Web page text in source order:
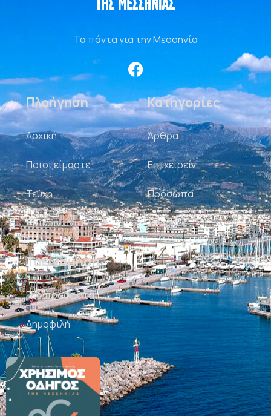
Τα πάντα για την Μεσσηνία
Πλοήγηση
Αρχική
Ποιοι είμαστε
Τεύχη
Επικοινωνία
Κατηγορίες
Άρθρα
Επιχειρείν
Πρόσωπα
Σκίτσα
Ταξινόμηση
Πιο πρόσφατα
Δημοφιλή